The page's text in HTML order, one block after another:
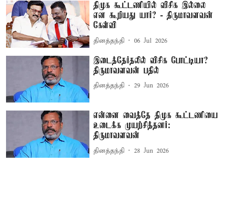
திமுக கூட்டணியில் விசிக இல்லை
என கூறியது யார்? - திருமாவளவன்
கேள்வி
தினத்தந்தி 06 Jul 2026
இடைத்தேர்தலில் விசிக போட்டியா?
திருமாவளவன் பதில்
தினத்தந்தி 29 Jun 2026
என்னை வைத்தே திமுக கூட்டணியை
உடைக்க முயற்சித்தனர்:
திருமாவளவன்
தினத்தந்தி 28 Jun 2026